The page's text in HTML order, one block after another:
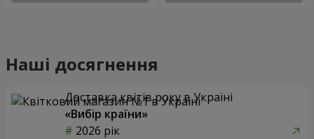
Наші досягнення
Доставка квітів року в Україні
«Вибір країни»
2026 рік